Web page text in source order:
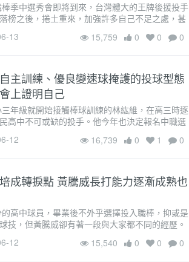
棒季中選秀會即將到來，台灣體大的王牌後援投手
榜之後，捲土重來，加強許多自己不足之處，甚
公里，一舉提升到144~145公里，今年將再次挑
13 15,759 0 0 0
主訓練、優良變速球掩護的投球型態
上證明自己
三年級就開始接觸棒球訓練的林紘維，在高三時逐
高中不可或缺的投手。他今年也決定報名中職選
是他在進入三民高中前就早早立下的目標，他希
12 16,739 0 1 0
成轉捩點 黃騰威長打能力逐漸成熟也
的高中球員，畢業後不外乎選擇投入職棒，抑或是
技，但黃騰威卻有著一段與大家都不同的經歷。
假，因緣際會下他得到了到統一自培的機會，對
12 15,540 0 0 0